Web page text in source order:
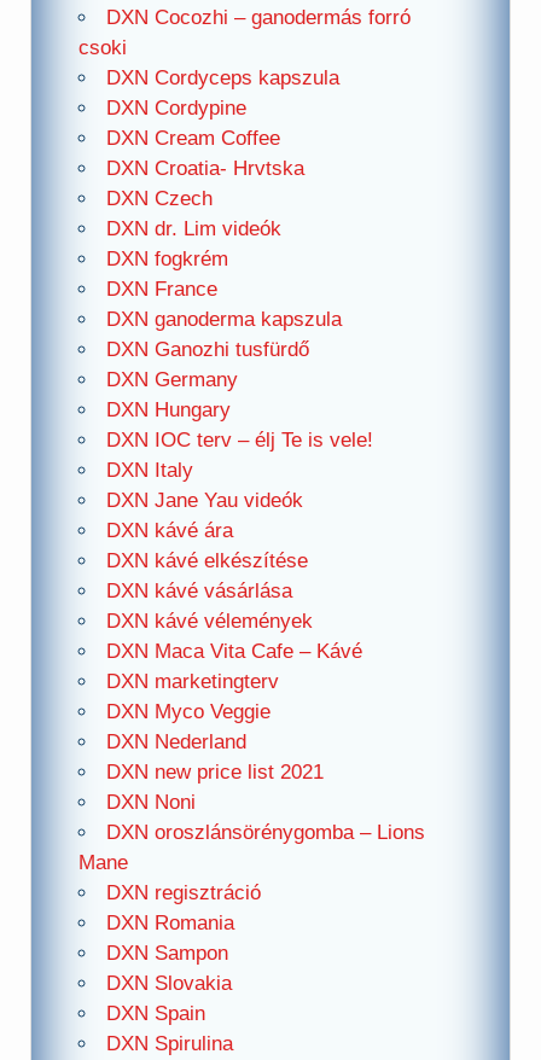
DXN Cocozhi – ganodermás forró
csoki
DXN Cordyceps kapszula
DXN Cordypine
DXN Cream Coffee
DXN Croatia- Hrvtska
DXN Czech
DXN dr. Lim videók
DXN fogkrém
DXN France
DXN ganoderma kapszula
DXN Ganozhi tusfürdő
DXN Germany
DXN Hungary
DXN IOC terv – élj Te is vele!
DXN Italy
DXN Jane Yau videók
DXN kávé ára
DXN kávé elkészítése
DXN kávé vásárlása
DXN kávé vélemények
DXN Maca Vita Cafe – Kávé
DXN marketingterv
DXN Myco Veggie
DXN Nederland
DXN new price list 2021
DXN Noni
DXN oroszlánsörénygomba – Lions
Mane
DXN regisztráció
DXN Romania
DXN Sampon
DXN Slovakia
DXN Spain
DXN Spirulina